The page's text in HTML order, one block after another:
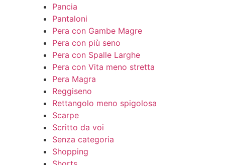
Pancia
Pantaloni
Pera con Gambe Magre
Pera con più seno
Pera con Spalle Larghe
Pera con Vita meno stretta
Pera Magra
Reggiseno
Rettangolo meno spigolosa
Scarpe
Scritto da voi
Senza categoria
Shopping